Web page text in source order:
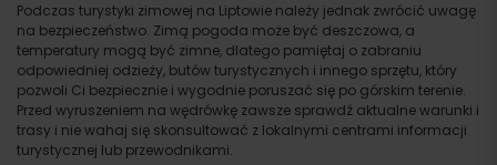
Podczas turystyki zimowej na Liptowie należy jednak zwrócić uwagę
na bezpieczeństwo. Zimą pogoda może być deszczowa, a
temperatury mogą być zimne, dlatego pamiętaj o zabraniu
odpowiedniej odzieży, butów turystycznych i innego sprzętu, który
pozwoli Ci bezpiecznie i wygodnie poruszać się po górskim terenie.
Przed wyruszeniem na wędrówkę zawsze sprawdź aktualne warunki i
trasy i nie wahaj się skonsultować z lokalnymi centrami informacji
turystycznej lub przewodnikami.